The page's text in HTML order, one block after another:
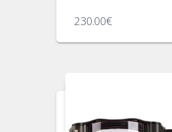
230.00€